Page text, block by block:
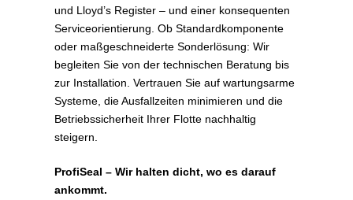
und Lloyd’s Register – und einer konsequenten
Serviceorientierung. Ob Standardkomponente
oder maßgeschneiderte Sonderlösung: Wir
begleiten Sie von der technischen Beratung bis
zur Installation. Vertrauen Sie auf wartungsarme
Systeme, die Ausfallzeiten minimieren und die
Betriebssicherheit Ihrer Flotte nachhaltig
steigern.
ProfiSeal – Wir halten dicht, wo es darauf
ankommt.